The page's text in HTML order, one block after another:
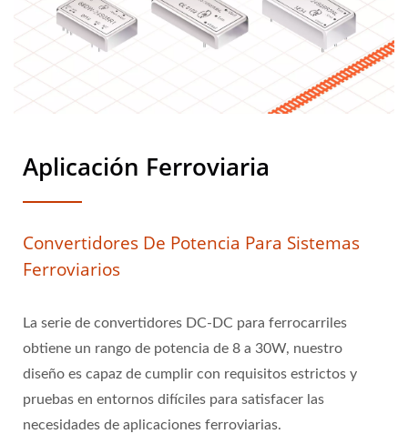
Aplicación Ferroviaria
Convertidores De Potencia Para Sistemas
Ferroviarios
La serie de convertidores DC-DC para ferrocarriles
obtiene un rango de potencia de 8 a 30W, nuestro
diseño es capaz de cumplir con requisitos estrictos y
pruebas en entornos difíciles para satisfacer las
necesidades de aplicaciones ferroviarias.